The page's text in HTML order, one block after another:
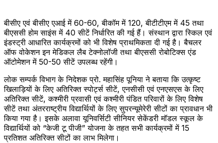
बीसीए एवं बीसीए एआई में 60-60, बीकॉम में 120, बीटीटीएम में 45 तथा
बीएससी होम साइंस में 40 सीटें निर्धारित की गई हैं। संस्थान द्वारा स्किल एवं
इंडस्ट्री आधारित कार्यक्रमों को भी विशेष प्राथमिकता दी गई है। बैचलर
ऑफ वोकेशन इन मेडिकल लैब टेक्नोलॉजी तथा बीएससी रोबोटिक्स एंड
ऑटोमेशन में 50-50 सीटें उपलब्ध रहेंगी।
लोक सम्पर्क विभाग के निदेशक प्रो. महासिंह पूनिया ने बताया कि उत्कृष्ट
खिलाड़ियों के लिए अतिरिक्त स्पोर्ट्स सीटें, एनसीसी एवं एनएसएस के लिए
अतिरिक्त सीटें, कश्मीरी प्रवासी एवं कश्मीरी पंडित परिवारों के लिए विशेष
सीटें तथा अंतरराष्ट्रीय विद्यार्थियों के लिए सुपरन्यूमेरेरी सीटों का प्रावधान भी
किया गया है। इसके अलावा यूनिवर्सिटी सीनियर सेकेंडरी मॉडल स्कूल के
विद्यार्थियों को “केजी टू पीजी” योजना के तहत सभी कार्यक्रमों में 15
प्रतिशत अतिरिक्त सीटों का लाभ मिलेगा।